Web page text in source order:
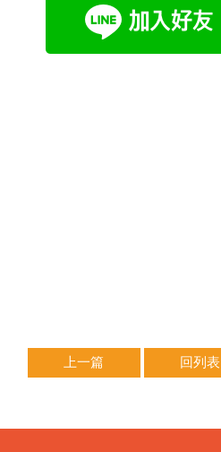
上一篇 回列表